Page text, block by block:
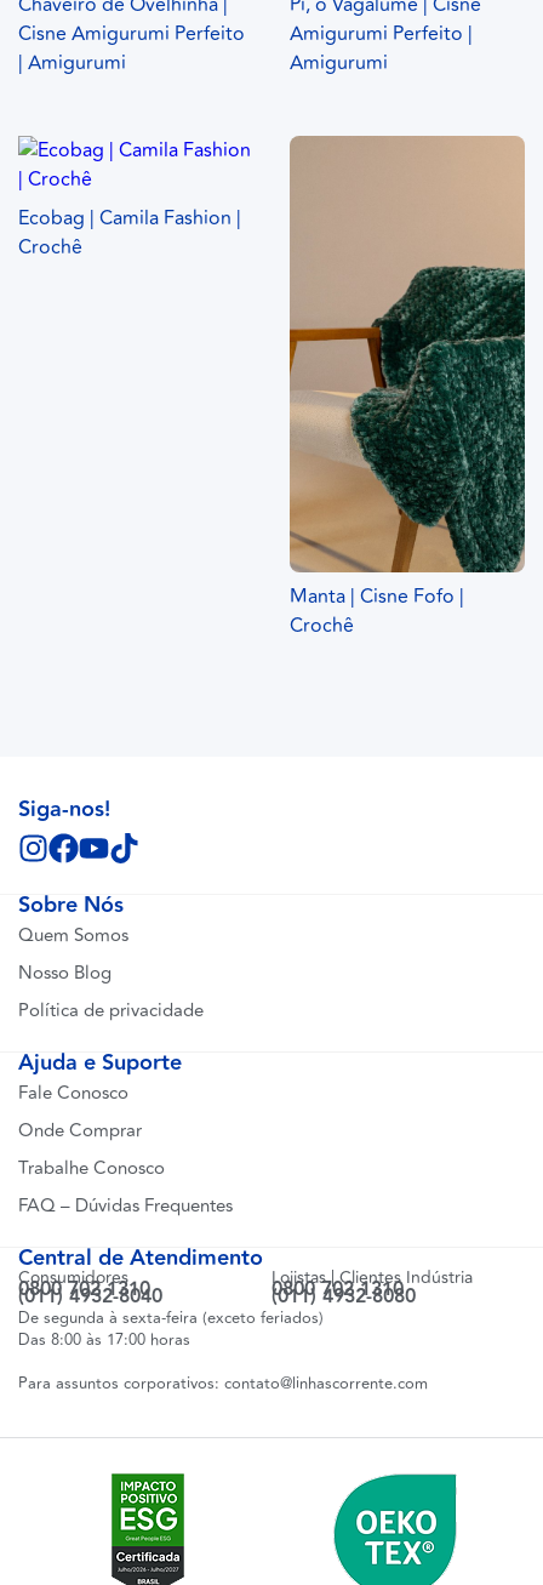
Cisne Amigurumi Perfeito
| Amigurumi
Amigurumi Perfeito |
Amigurumi
Ecobag | Camila Fashion |
Crochê
Manta | Cisne Fofo |
Crochê
Sobre Nós
Quem Somos
Nosso Blog
Política de privacidade
Ajuda e Suporte
Fale Conosco
Onde Comprar
Trabalhe Conosco
FAQ – Dúvidas Frequentes
Central de Atendimento
Consumidores
0800 702 1310
(011) 4932-8040
Lojistas | Clientes Indústria
0800 702 1310
(011) 4932-8080
De segunda à sexta-feira (exceto feriados)
Das 8:00 às 17:00 horas
Para assuntos corporativos: contato@linhascorrente.com
Siga-nos!